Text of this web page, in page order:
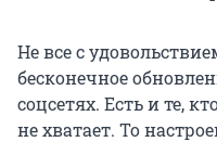
Не все с
бесконечное
соцсетях. Есть и те,
не хватает. То